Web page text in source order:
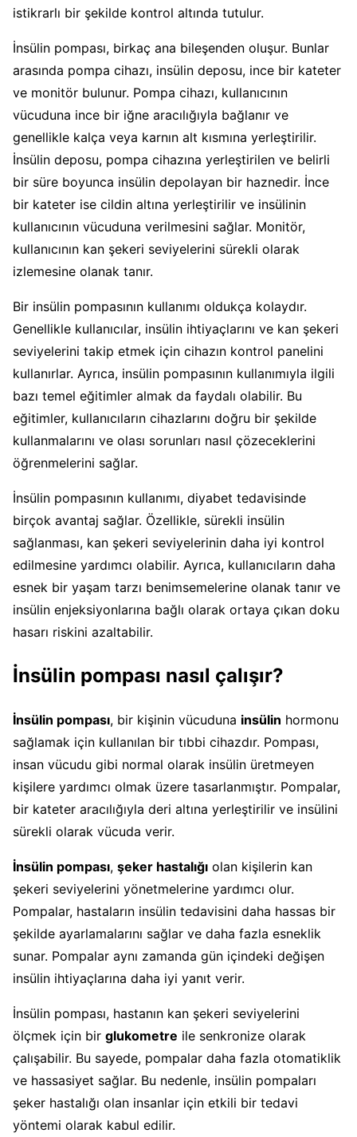
istikrarlı bir şekilde kontrol altında tutulur.
İnsülin pompası, birkaç ana bileşenden oluşur. Bunlar
arasında pompa cihazı, insülin deposu, ince bir kateter
ve monitör bulunur. Pompa cihazı, kullanıcının
vücuduna ince bir iğne aracılığıyla bağlanır ve
genellikle kalça veya karnın alt kısmına yerleştirilir.
İnsülin deposu, pompa cihazına yerleştirilen ve belirli
bir süre boyunca insülin depolayan bir haznedir. İnce
bir kateter ise cildin altına yerleştirilir ve insülinin
kullanıcının vücuduna verilmesini sağlar. Monitör,
kullanıcının kan şekeri seviyelerini sürekli olarak
izlemesine olanak tanır.
Bir insülin pompasının kullanımı oldukça kolaydır.
Genellikle kullanıcılar, insülin ihtiyaçlarını ve kan şekeri
seviyelerini takip etmek için cihazın kontrol panelini
kullanırlar. Ayrıca, insülin pompasının kullanımıyla ilgili
bazı temel eğitimler almak da faydalı olabilir. Bu
eğitimler, kullanıcıların cihazlarını doğru bir şekilde
kullanmalarını ve olası sorunları nasıl çözeceklerini
öğrenmelerini sağlar.
İnsülin pompasının kullanımı, diyabet tedavisinde
birçok avantaj sağlar. Özellikle, sürekli insülin
sağlanması, kan şekeri seviyelerinin daha iyi kontrol
edilmesine yardımcı olabilir. Ayrıca, kullanıcıların daha
esnek bir yaşam tarzı benimsemelerine olanak tanır ve
insülin enjeksiyonlarına bağlı olarak ortaya çıkan doku
hasarı riskini azaltabilir.
İnsülin pompası nasıl çalışır?
İnsülin pompası, bir kişinin vücuduna insülin hormonu
sağlamak için kullanılan bir tıbbi cihazdır. Pompası,
insan vücudu gibi normal olarak insülin üretmeyen
kişilere yardımcı olmak üzere tasarlanmıştır. Pompalar,
bir kateter aracılığıyla deri altına yerleştirilir ve insülini
sürekli olarak vücuda verir.
İnsülin pompası, şeker hastalığı olan kişilerin kan
şekeri seviyelerini yönetmelerine yardımcı olur.
Pompalar, hastaların insülin tedavisini daha hassas bir
şekilde ayarlamalarını sağlar ve daha fazla esneklik
sunar. Pompalar aynı zamanda gün içindeki değişen
insülin ihtiyaçlarına daha iyi yanıt verir.
İnsülin pompası, hastanın kan şekeri seviyelerini
ölçmek için bir glukometre ile senkronize olarak
çalışabilir. Bu sayede, pompalar daha fazla otomatiklik
ve hassasiyet sağlar. Bu nedenle, insülin pompaları
şeker hastalığı olan insanlar için etkili bir tedavi
yöntemi olarak kabul edilir.